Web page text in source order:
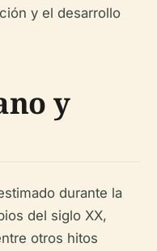
y el desarrollo
y
durante la
del siglo XX,
otros hitos